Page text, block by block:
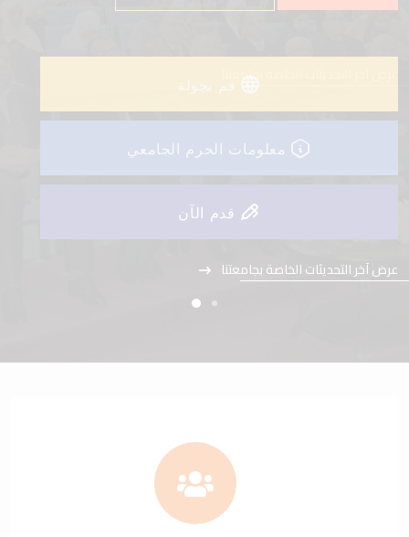
عرض آخر التحديثات الخاصة بجامعتناقم بجولة
معلومات الحرم الجامعي
قدم الآن
عرض آخر التحديثات الخاصة بجامعتنا